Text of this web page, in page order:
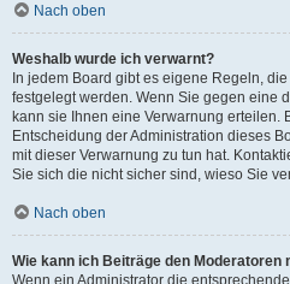
Nach oben
Weshalb wurde ich verwarnt?
In jedem Board gibt es eigene Regeln,
festgelegt werden. Wenn Sie gegen eine
kann sie Ihnen eine Verwarnung erteilen.
Entscheidung der Administration dieses
mit dieser Verwarnung zu tun hat.
Sie sich die nicht sicher sind, wieso Sie
Nach oben
Wie kann ich Beiträge den Moderatoren
Wenn ein Administrator die